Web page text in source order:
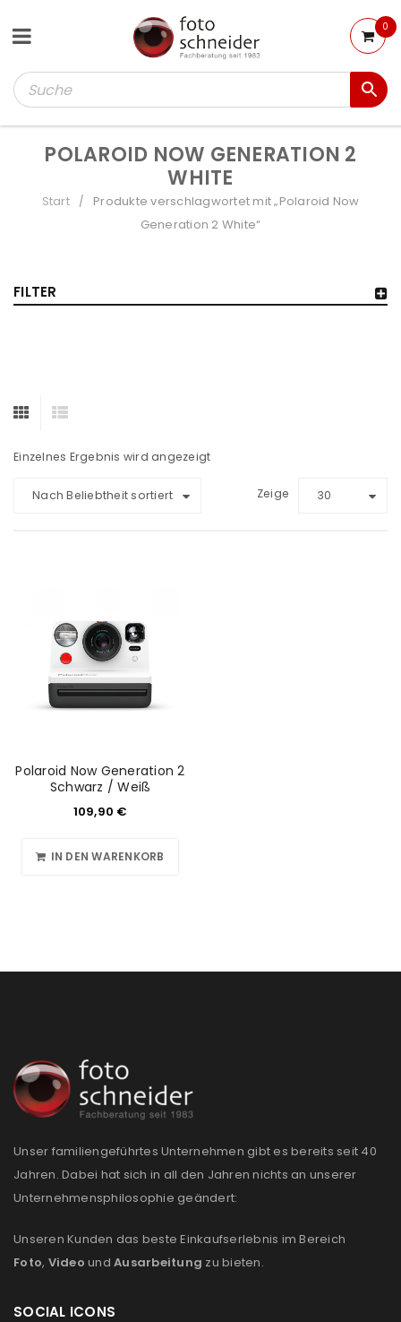
0
POLAROID NOW GENERATION 2
WHITE
Start /
Produkte verschlagwortet mit „Polaroid Now
Generation 2 White“
FILTER
Einzelnes Ergebnis wird angezeigt
Nach Beliebtheit sortiert Zeige 30
Polaroid Now Generation 2
Schwarz / Weiß
109,90 €
IN DEN WARENKORB
Unser familiengeführtes Unternehmen gibt es bereits seit 40
Jahren. Dabei hat sich in all den Jahren nichts an unserer
Unternehmensphilosophie geändert:
Unseren Kunden das beste Einkaufserlebnis im Bereich
Foto, Video und Ausarbeitung zu bieten.
SOCIAL ICONS